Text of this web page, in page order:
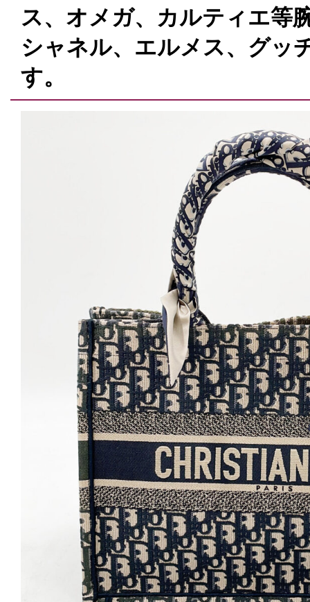
ス、オメガ、カルティエ等
シャネル、エルメス、グッ
す。